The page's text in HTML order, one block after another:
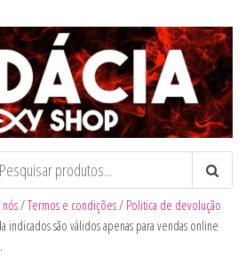
/Termos e condições/ Politica de devolução
indicados são válidos apenas para vendas online